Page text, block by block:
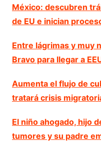
México: descubren
de EU e inician
Entre lágrimas y muy
Bravo para llegar a
Aumenta el flujo de
tratará crisis
El niño ahogado, hijo
tumores y su padre